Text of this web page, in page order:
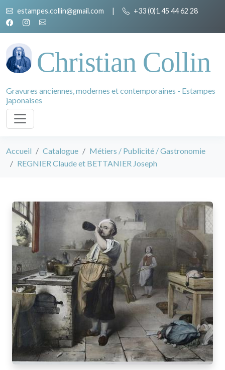
estampes.collin@gmail.com | +33 (0)1 45 44 62 28
Christian Collin
Gravures anciennes, modernes et contemporaines - Estampes
japonaises
Accueil Catalogue
Métiers / Publicité / Gastronomie
REGNIER Claude et BETTANIER Joseph